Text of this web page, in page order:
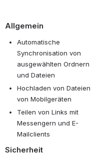
Allgemein
Automatische
Synchronisation von
ausgewählten Ordnern
und Dateien
Hochladen von Dateien
von Mobilgeräten
Teilen von Links mit
Messengern und E-
Mailclients
Sicherheit